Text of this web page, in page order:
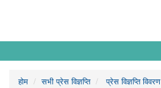
होम सभी प्रेस विज्ञप्ति प्रेस विज्ञप्ति विवरण